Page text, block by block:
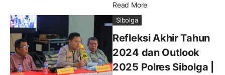
Read More
Sibolga
Refleksi Akhir Tahun
2024 dan Outlook
2025 Polres Sibolga |